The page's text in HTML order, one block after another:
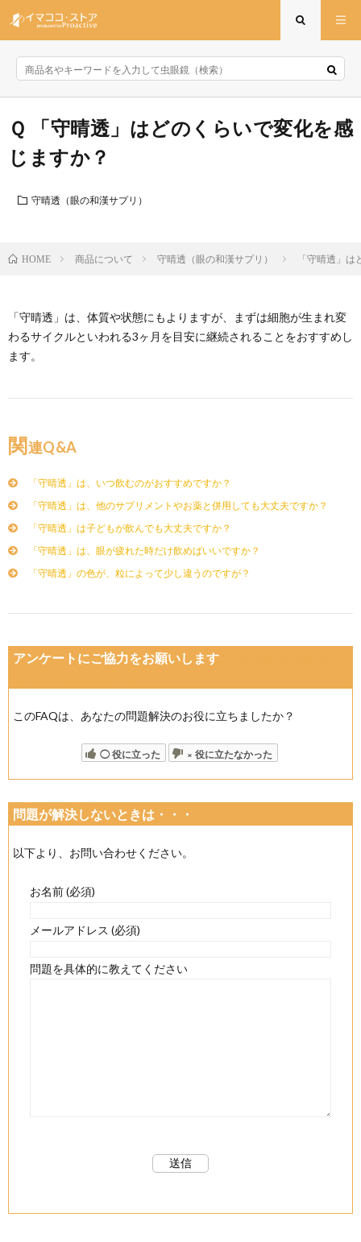
「守晴透」はどのくらいで変化を感
じますか？
守晴透（眼の和漢サプリ）
HOME 商品について 守晴透（眼の和漢サプリ） 「守晴透」
「守晴透」は、体質や状態にもよりますが、まずは細胞が生まれ変
わるサイクルといわれる3ヶ月を目安に継続されることをおすすめし
ます。
関連Q&A
「守晴透」は、いつ飲むのがおすすめですか？
「守晴透」は、他のサプリメントやお薬と併用しても大丈夫ですか？
「守晴透」は子どもが飲んでも大丈夫ですか？
「守晴透」は、眼が疲れた時だけ飲めばいいですか？
「守晴透」の色が、粒によって少し違うのですが？
アンケートにご協力をお願いします
このFAQは、あなたの問題解決のお役に立ちましたか？
◯ 役に立った × 役に立たなかった
問題が解決しないときは・・・
以下より、お問い合わせください。
お名前 (必須)
メールアドレス (必須)
問題を具体的に教えてください